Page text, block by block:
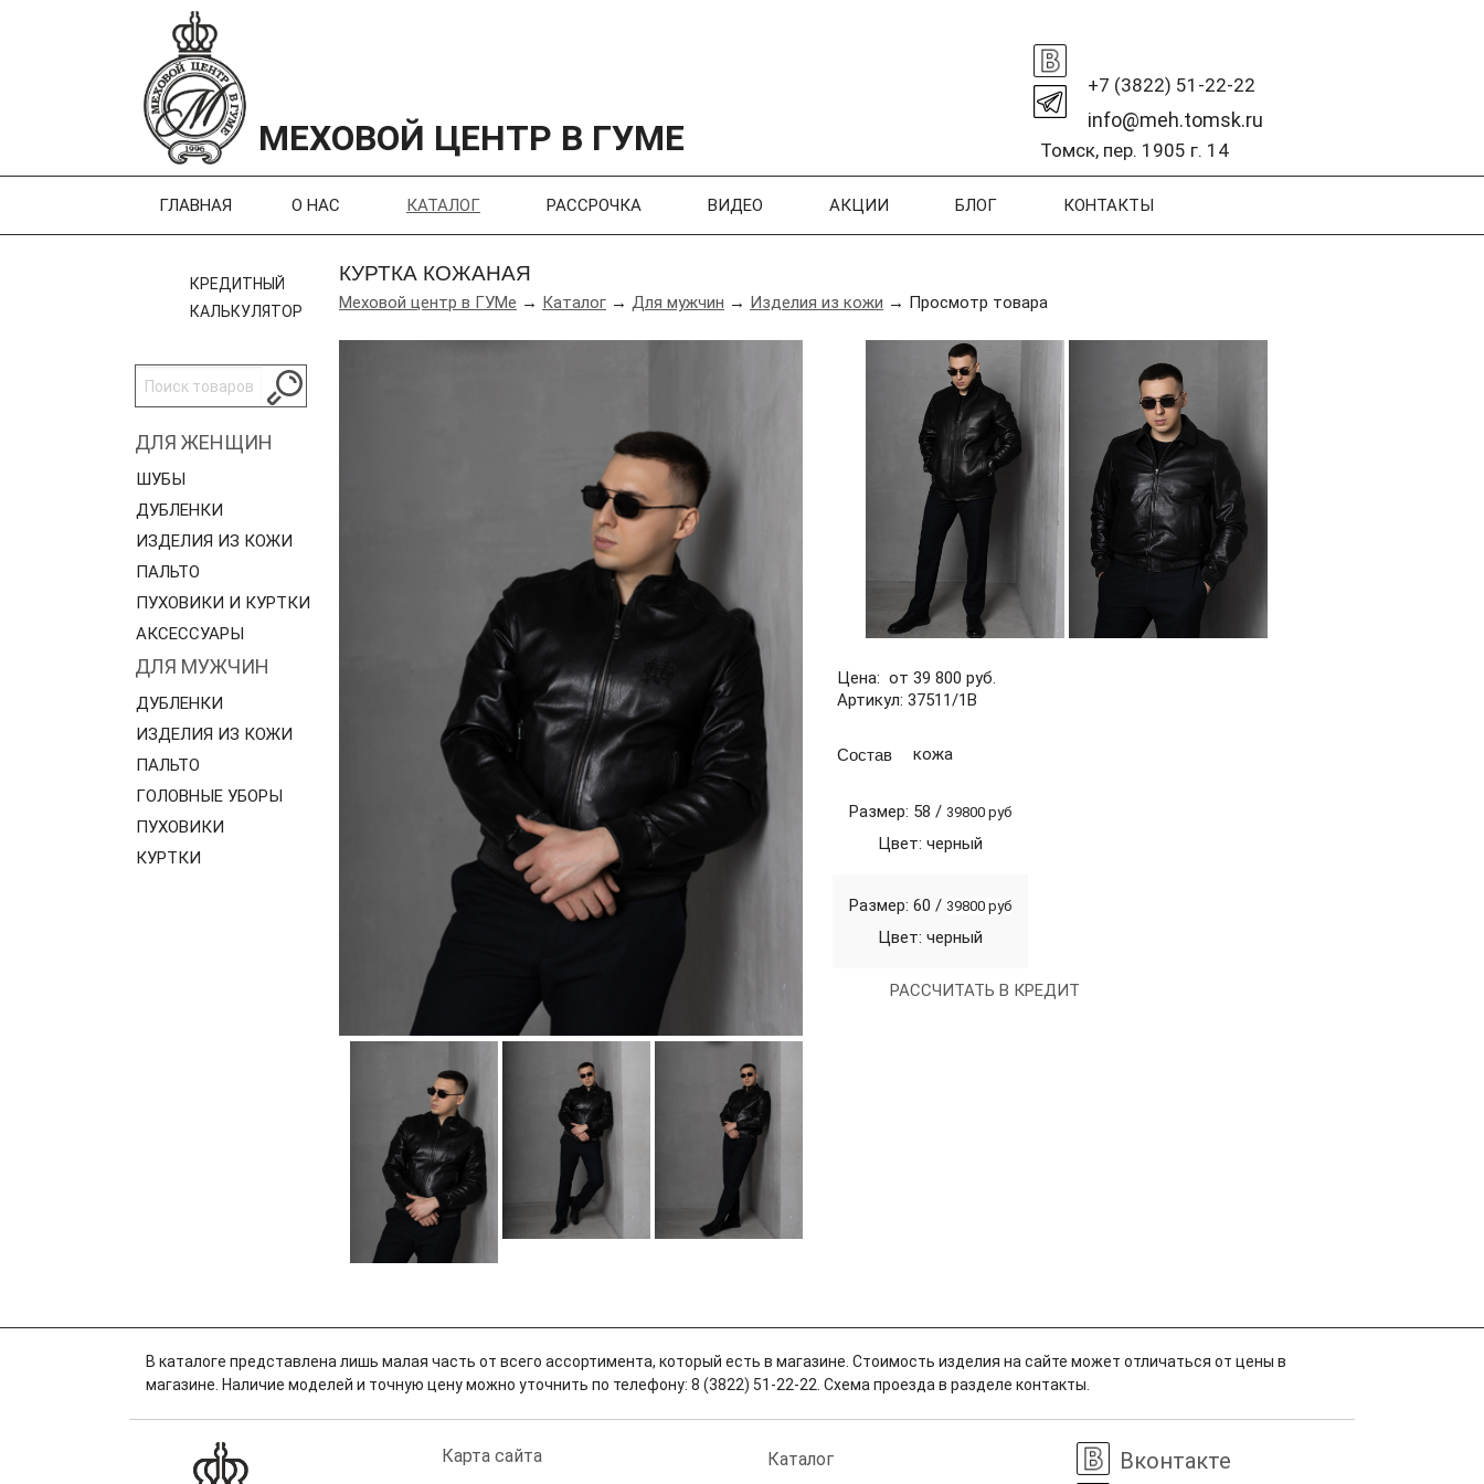
МЕХОВОЙ ЦЕНТР В ГУМЕ
+7 (3822) 51-22-22
info@meh.tomsk.ru
Томск, пер. 1905 г. 14
ГЛАВНАЯ О НАС КАТАЛОГ РАССРОЧКА ВИДЕО АКЦИИ БЛОГ КОНТАКТЫ
КРЕДИТНЫЙ
КАЛЬКУЛЯТОР
ДЛЯ ЖЕНЩИН
ШУБЫ
ДУБЛЕНКИ
ИЗДЕЛИЯ ИЗ КОЖИ
ПАЛЬТО
ПУХОВИКИ И КУРТКИ
АКСЕССУАРЫ
ДЛЯ МУЖЧИН
ДУБЛЕНКИ
ИЗДЕЛИЯ ИЗ КОЖИ
ПАЛЬТО
ГОЛОВНЫЕ УБОРЫ
ПУХОВИКИ
КУРТКИ
КУРТКА КОЖАНАЯ
Меховой центр в ГУМе → Каталог →Для мужчин → Изделия из кожи → Просмотр товара
Цена: от 39 800 руб.
Артикул: 37511/1В
Состав кожа
Размер: 58 / 39800 руб
Цвет: черный
Размер: 60 / 39800 руб
Цвет: черный
РАССЧИТАТЬ В КРЕДИТ
В каталоге представлена лишь малая часть от всего ассортимента, который есть в магазине. Стоимость изделия на сайте может отличаться от цены в
магазине. Наличие моделей и точную цену можно уточнить по телефону: 8 (3822) 51-22-22. Схема проезда в разделе контакты.
Карта сайта Каталог Вконтакте